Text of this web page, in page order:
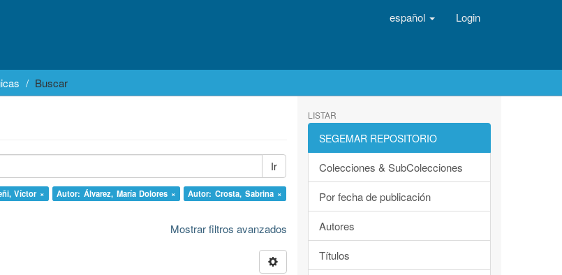
español Login
Buscar
Ir
Víctor × Autor: Álvarez, María Dolores ×
Autor: Crosta, Sabrina ×
Mostrar filtros avanzados
LISTAR
SEGEMAR REPOSITORIO
Colecciones & SubColecciones
Por fecha de publicación
Autores
Títulos